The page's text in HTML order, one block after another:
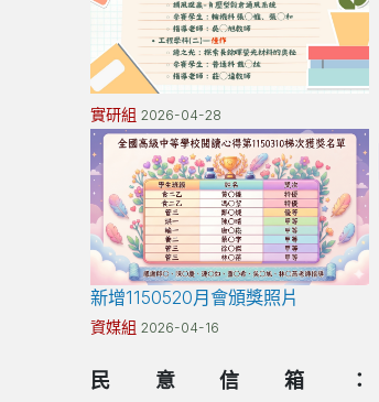
實研組 2026-04-28
新增1150520月會頒獎照片
資媒組 2026-04-16
民意信箱：